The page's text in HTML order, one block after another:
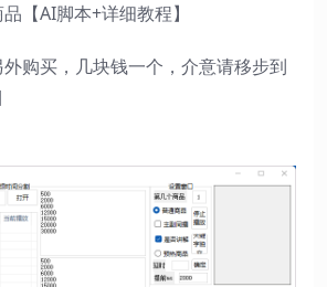
【AI脚本+详细教程】
购买，几块钱一个，介意请移步到